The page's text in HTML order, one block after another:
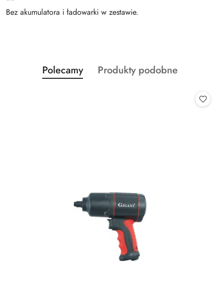
Bez akumulatora i ładowarki w zestawie.
Pomiń karuzelę produktów
Produkty
o
Polecamy
Produkty
Produkty podobne